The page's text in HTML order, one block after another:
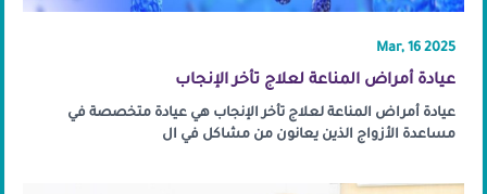
Mar, 16 2025
عيادة أمراض المناعة لعلاج تأخر الإنجاب
عيادة أمراض المناعة لعلاج تأخر الإنجاب هي عيادة متخصصة في
مساعدة الأزواج الذين يعانون من مشاكل في ال